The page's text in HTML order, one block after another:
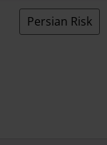
Persian Risk